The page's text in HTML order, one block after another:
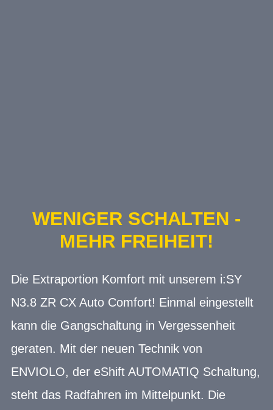
WENIGER SCHALTEN -
MEHR FREIHEIT!
Die Extraportion Komfort mit unserem i:SY
N3.8 ZR CX Auto Comfort! Einmal eingestellt
kann die Gangschaltung in Vergessenheit
geraten. Mit der neuen Technik von
ENVIOLO, der eShift AUTOMATIQ Schaltung,
steht das Radfahren im Mittelpunkt. Die